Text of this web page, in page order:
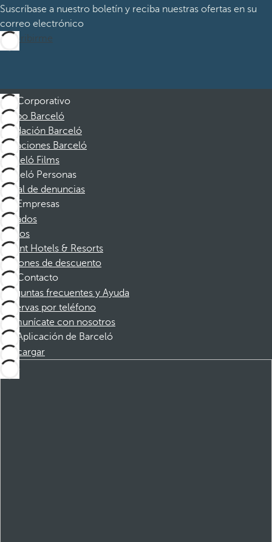
Suscríbase a nuestro boletín y reciba nuestras ofertas en su
correo electrónico
Suscribirme
Corporativo
Grupo Barceló
Fundación Barceló
Vacaciones Barceló
Barceló Films
Barceló Personas
Canal de denuncias
Empresas
Afiliados
Socios
Dorint Hotels & Resorts
Cupones de descuento
Contacto
Preguntas frecuentes y Ayuda
Reservas por teléfono
Comunícate con nosotros
Aplicación de Barceló
Descargar